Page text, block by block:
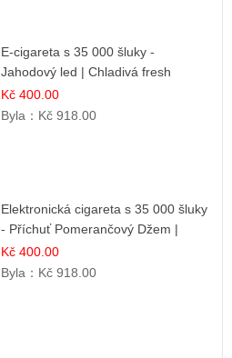
E-cigareta s 35 000 šluky -
Jahodový led | Chladivá fresh
příchuť
Kč 400.00
Byla： Kč 918.00
Elektronická cigareta s 35 000 šluky
- Příchuť Pomerančový Džem |
Dlouhotrvající zážitek
Kč 400.00
Byla： Kč 918.00